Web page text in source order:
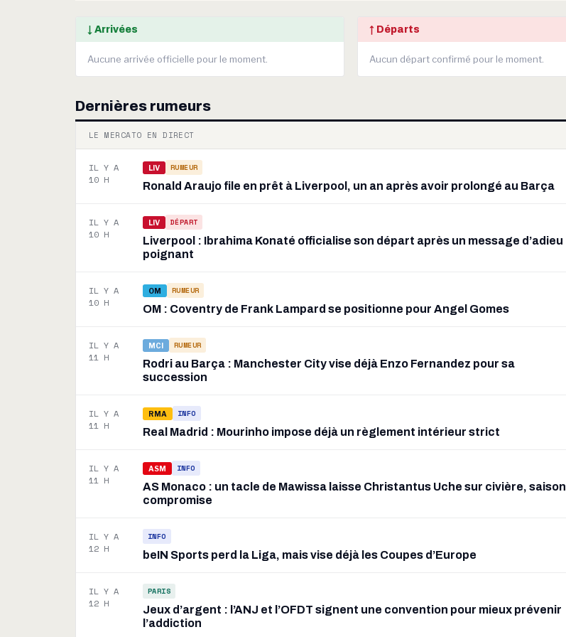
↓ Arrivées
Aucune arrivée officielle pour le moment.
↑ Départs
Aucun départ confirmé pour le moment.
Dernières rumeurs
LE MERCATO EN DIRECT
IL Y A
10 H
LIV RUMEUR
Ronald Araujo file en prêt à Liverpool, un an après avoir prolongé au Barça
IL Y A
10 H
LIV DÉPART
Liverpool : Ibrahima Konaté officialise son départ après un message d’adieu
poignant
IL Y A
10 H
OM RUMEUR
OM : Coventry de Frank Lampard se positionne pour Angel Gomes
IL Y A
11 H
MCI RUMEUR
Rodri au Barça : Manchester City vise déjà Enzo Fernandez pour sa
succession
IL Y A
11 H
RMA INFO
Real Madrid : Mourinho impose déjà un règlement intérieur strict
IL Y A
11 H
ASM INFO
AS Monaco : un tacle de Mawissa laisse Christantus Uche sur civière, saison
compromise
IL Y A
12 H
INFO
beIN Sports perd la Liga, mais vise déjà les Coupes d’Europe
IL Y A
12 H
PARIS
Jeux d’argent : l’ANJ et l’OFDT signent une convention pour mieux prévenir
l’addiction